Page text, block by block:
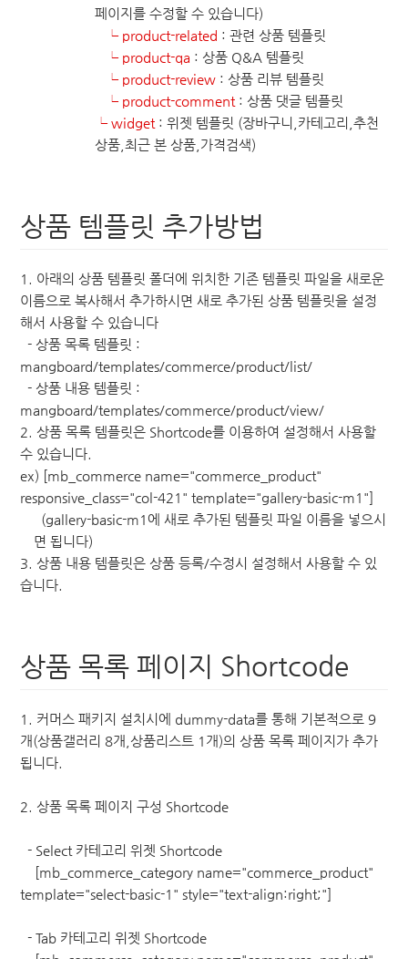
페이지를 수정할 수 있습니다)
└ product-related : 관련 상품 템플릿
└ product-qa : 상품 Q&A 템플릿
└ product-review : 상품 리뷰 템플릿
└ product-comment : 상품 댓글 템플릿
└ widget : 위젯 템플릿 (장바구니,카테고리,추천
상품,최근 본 상품,가격검색)
상품 템플릿 추가방법
1. 아래의 상품 템플릿 폴더에 위치한 기존 템플릿 파일을 새로운
이름으로 복사해서 추가하시면 새로 추가된 상품 템플릿을 설정
해서 사용할 수 있습니다
- 상품 목록 템플릿 :
mangboard/templates/commerce/product/list/
- 상품 내용 템플릿 :
mangboard/templates/commerce/product/view/
2. 상품 목록 템플릿은 Shortcode를 이용하여 설정해서 사용할
수 있습니다.
ex) [mb_commerce name="commerce_product"
responsive_class="col-421" template="gallery-basic-m1"]
(gallery-basic-m1에 새로 추가된 템플릿 파일 이름을 넣으시
면 됩니다)
3. 상품 내용 템플릿은 상품 등록/수정시 설정해서 사용할 수 있
습니다.
상품 목록 페이지 Shortcode
1. 커머스 패키지 설치시에 dummy-data를 통해 기본적으로 9
개(상품갤러리 8개,상품리스트 1개)의 상품 목록 페이지가 추가
됩니다.
2. 상품 목록 페이지 구성 Shortcode
- Select 카테고리 위젯 Shortcode
[mb_commerce_category name="commerce_product"
template="select-basic-1" style="text-align:right;"]
- Tab 카테고리 위젯 Shortcode